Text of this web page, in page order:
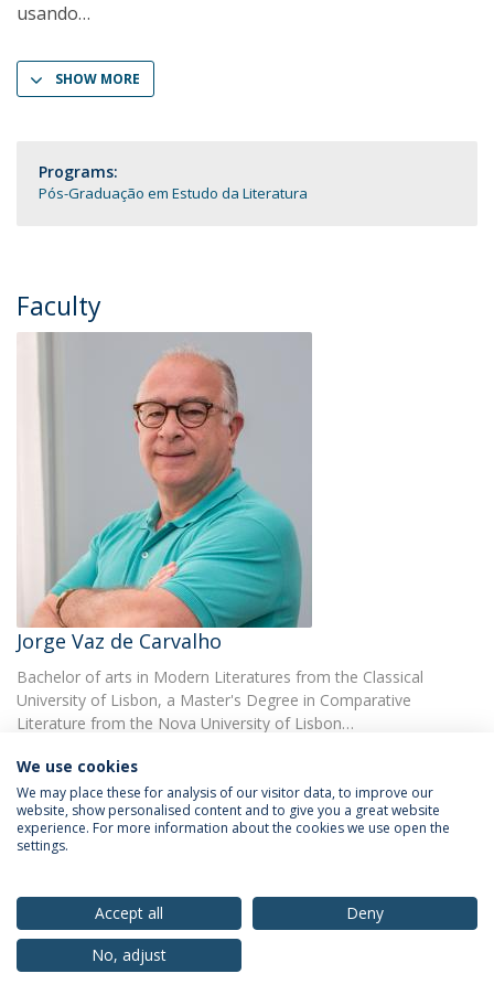
usando
SHOW MORE
Programs:
Pós-Graduação em Estudo da Literatura
Faculty
Jorge Vaz de Carvalho
Bachelor of arts in Modern Literatures from the Classical
University of Lisbon, a Master's Degree in Comparative
Literature from the Nova University of Lisbon…
Privacy Policy
© 2026 Universidade Católica Portuguesa
We use cookies
We may place these for analysis of our visitor data, to improve our
website, show personalised content and to give you a great website
experience. For more information about the cookies we use open the
settings.
Accept all
Deny
No, adjust